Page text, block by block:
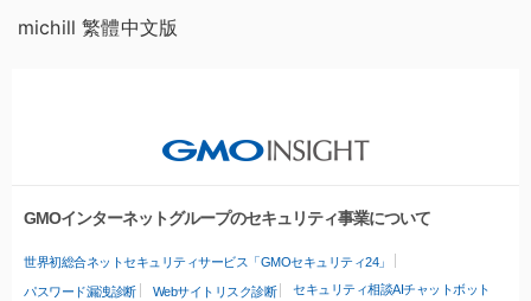
michill 繁體中文版
GMOインターネットグループのセキュリティ事業について
世界初総合ネットセキュリティサービス「GMOセキュリティ24」
パスワード漏洩診断 Webサイトリスク診断 セキュリティ相談AIチャットボット